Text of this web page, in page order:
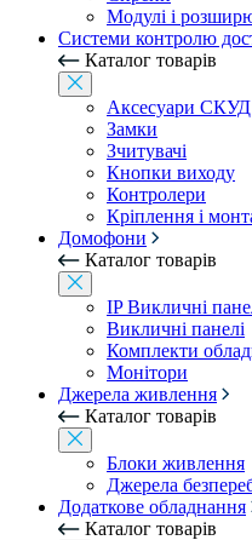
Модулі і
Системи контролю
Каталог товарів
Аксесуари СКУД
Замки
Зчитувачі
Кнопки виходу
Контролери
Кріплення і
Домофони
Каталог товарів
IP Викличні
Викличні панелі
Комплекти
Монітори
Джерела живлення
Каталог товарів
Блоки живлення
Джерела
Додаткове обладнання
Каталог товарів